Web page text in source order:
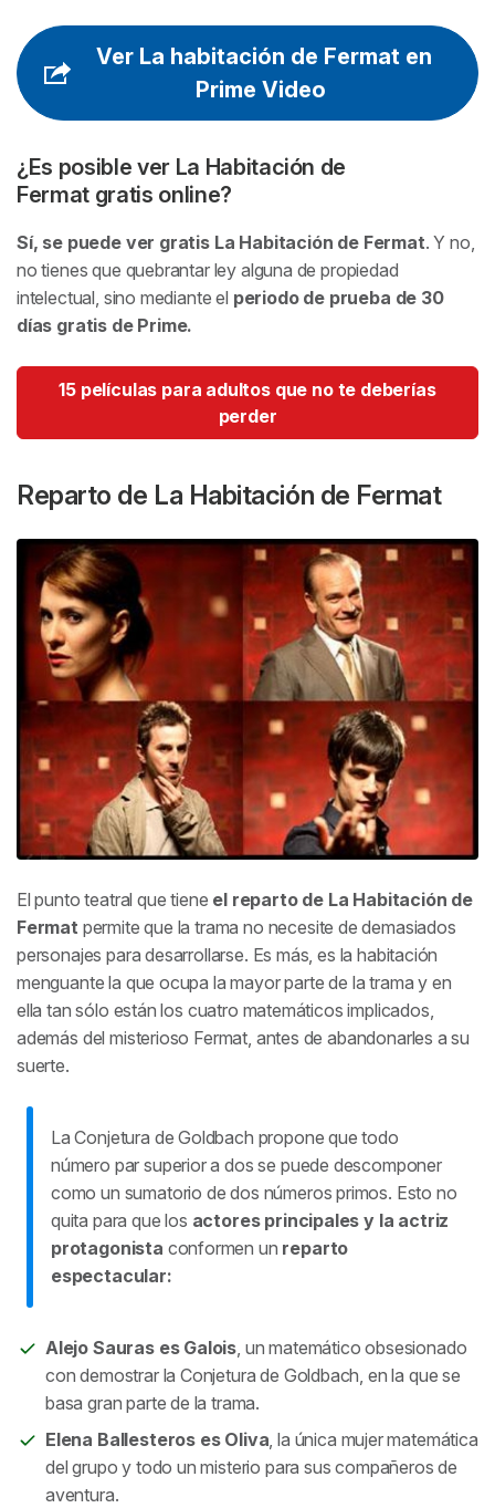
Ver La habitación de Fermat en
Prime Video
¿Es posible ver La Habitación de
Fermatgratis online?
Sí, se puede ver gratis La Habitación de Fermat. Y no,
no tienes que quebrantar ley alguna de propiedad
intelectual, sino mediante el periodo de prueba de 30
días gratis de Prime.
15 películas para adultos que no te deberías
perder
Reparto de La Habitación de Fermat
El punto teatral que tiene el reparto de La Habitación de
Fermat permite que la trama no necesite de demasiados
personajes para desarrollarse. Es más, es la habitación
menguante la que ocupa la mayor parte de la trama y en
ella tan sólo están los cuatro matemáticos implicados,
además del misterioso Fermat, antes de abandonarles a su
suerte.
La Conjetura de Goldbach propone que todo
número par superior a dos se puede descomponer
como un sumatorio de dos números primos. Esto no
quita para que los actores principales y la actriz
protagonista conformen un reparto
espectacular:
Alejo Sauras es Galois , un matemático obsesionado
con demostrar la Conjetura de Goldbach, en la que se
basa gran parte de la trama.
Elena Ballesteros es Oliva , la única mujer matemática
del grupo y todo un misterio para sus compañeros de
aventura.